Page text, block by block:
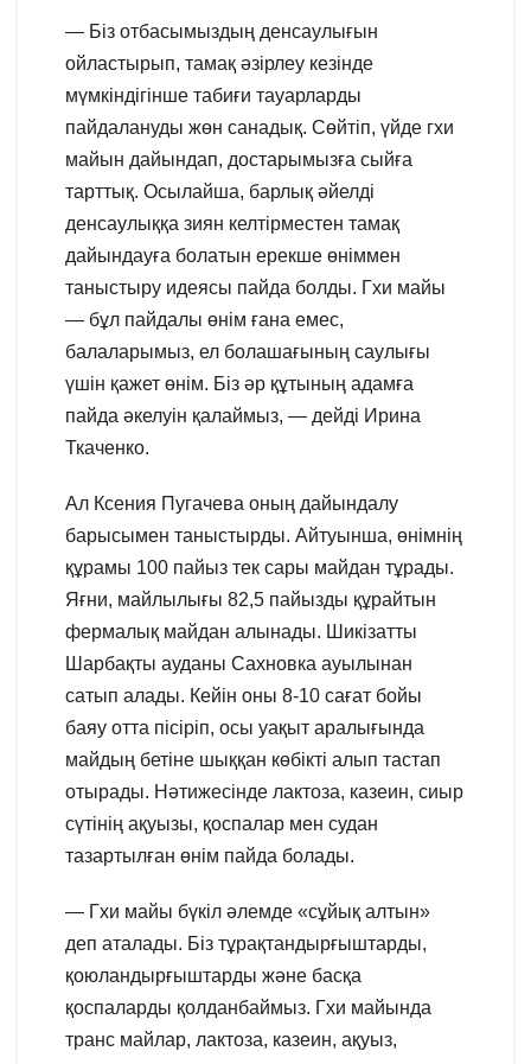
— Біз отбасымыздың денсаулығын
ойластырып, тамақ әзірлеу кезінде
мүмкіндігінше табиғи тауарларды
пайдалануды жөн санадық. Сөйтіп, үйде гхи
майын дайындап, достарымызға сыйға
тарттық. Осылайша, барлық әйелді
денсаулыққа зиян келтірместен тамақ
дайындауға болатын ерекше өніммен
таныстыру идеясы пайда болды. Гхи майы
— бұл пайдалы өнім ғана емес,
балаларымыз, ел болашағының саулығы
үшін қажет өнім. Біз әр құтының адамға
пайда әкелуін қалаймыз, — дейді Ирина
Ткаченко.
Ал Ксения Пугачева оның дайындалу
барысымен таныстырды. Айтуынша, өнімнің
құрамы 100 пайыз тек сары майдан тұрады.
Яғни, майлылығы 82,5 пайызды құрайтын
фермалық майдан алынады. Шикізатты
Шарбақты ауданы Сахновка ауылынан
сатып алады. Кейін оны 8-10 сағат бойы
баяу отта пісіріп, осы уақыт аралығында
майдың бетіне шыққан көбікті алып тастап
отырады. Нәтижесінде лактоза, казеин, сиыр
сүтінің ақуызы, қоспалар мен судан
тазартылған өнім пайда болады.
— Гхи майы бүкіл әлемде «сұйық алтын»
деп аталады. Біз тұрақтандырғыштарды,
қоюландырғыштарды және басқа
қоспаларды қолданбаймыз. Гхи майында
транс майлар, лактоза, казеин, ақуыз,